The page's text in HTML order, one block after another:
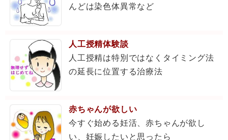
んどは染色体異常など
人工授精体験談
人工授精は特別ではなくタイミング法
の延長に位置する治療法
赤ちゃんが欲しい
今すぐ始める妊活、赤ちゃんが欲し
い、妊娠したいと思ったら